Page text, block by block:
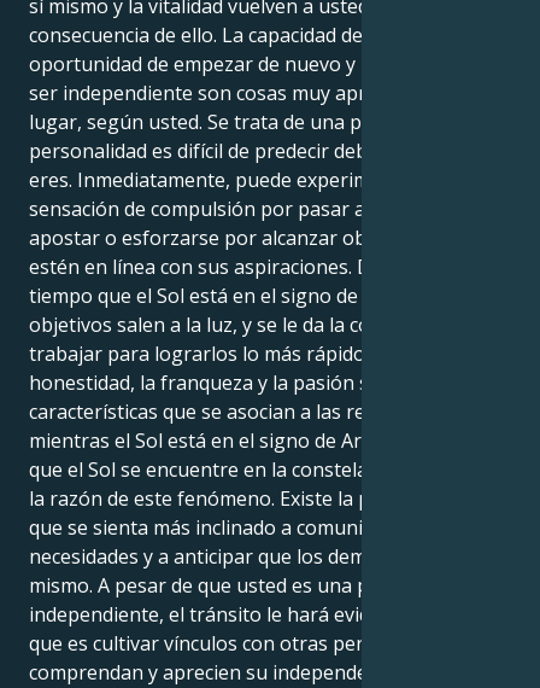
sí mismo y la vitalidad vuelven a usted como
consecuencia de ello. La capacidad de expresarse, la
oportunidad de empezar de nuevo y la capacidad de
ser independiente son cosas muy apreciadas en este
lugar, según usted. Se trata de una persona cuya
personalidad es difícil de predecir debido a quién
eres. Inmediatamente, puede experimentar una
sensación de compulsión por pasar a la acción,
apostar o esforzarse por alcanzar objetivos que
estén en línea con sus aspiraciones. Durante el
tiempo que el Sol está en el signo de Aries, sus
objetivos salen a la luz, y se le da la confianza para
trabajar para lograrlos lo más rápido posible. La
honestidad, la franqueza y la pasión son
características que se asocian a las relaciones
mientras el Sol está en el signo de Aries. El hecho de
que el Sol se encuentre en la constelación de Aries es
la razón de este fenómeno. Existe la posibilidad de
que se sienta más inclinado a comunicar sus
necesidades y a anticipar que los demás harán lo
mismo. A pesar de que usted es una persona muy
independiente, el tránsito le hará evidente lo esencial
que es cultivar vínculos con otras personas que
comprendan y aprecien su independencia.